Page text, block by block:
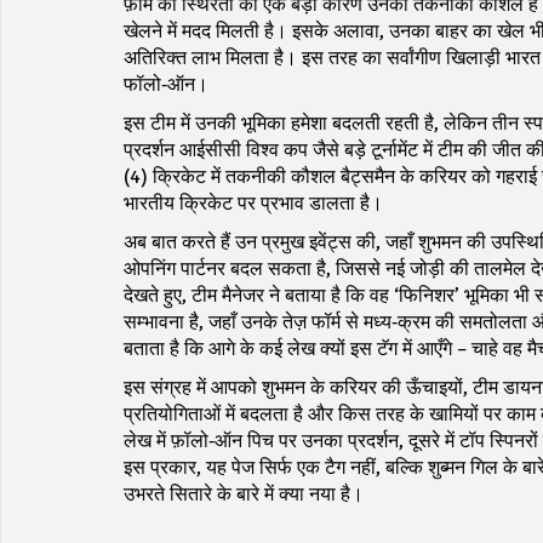
फ़ॉर्म की स्थिरता का एक बड़ा कारण उनका तकनीकी कौशल
खेलने में मदद मिलती है। इसके अलावा, उनका बाहर का खेल
अतिरिक्त लाभ मिलता है। इस तरह का सर्वांगीण खिलाड़ी
फॉलो‑ऑन।
इस टीम में उनकी भूमिका हमेशा बदलती रहती है, लेकिन
प्रदर्शन आईसीसी विश्व कप जैसे बड़े टूर्नामेंट में टीम की जीत
(4) क्रिकेट में तकनीकी कौशल बैट्समैन के करियर को गहराई
भारतीय क्रिकेट पर प्रभाव डालता है।
अब बात करते हैं उन प्रमुख इवेंट्स की, जहाँ शुभमन की
ओपनिंग पार्टनर बदल सकता है, जिससे नई जोड़ी की तालमेल
देखते हुए, टीम मैनेजर ने बताया है कि वह ‘फिनिशर’
सम्भावना है, जहाँ उनके तेज़ फॉर्म से मध्य‑क्रम की
बताता है कि आगे के कई लेख क्यों इस टॅग में आएँगे – चाहे वह
इस संग्रह में आपको शुभमन के करियर की ऊँचाइयों, टीम
प्रतियोगिताओं में बदलता है और किस तरह के खामियों पर
लेख में फ़ॉलो‑ऑन पिच पर उनका प्रदर्शन, दूसरे में टॉप
इस प्रकार, यह पेज सिर्फ एक टैग नहीं, बल्कि शुब्मन गिल के
उभरते सितारे के बारे में क्या नया है।